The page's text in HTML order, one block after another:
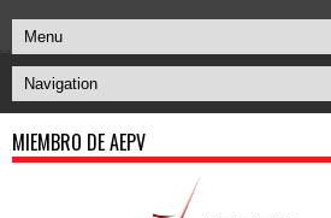
MIEMBRO DE AEPV